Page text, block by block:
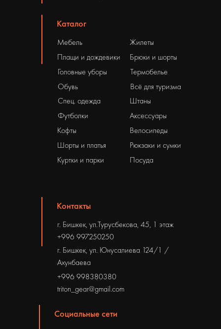
Контакты
г. Бишкек, ул.Турусбекова, 45, 1 этаж
г. Бишкек, ул. Юнусалиева 124/1 /
Ахунбаева
+996 998380380
triton_gear@gmail.com
+996 997250250
Жилеты
Каталог
Плащи и дождевики
Головные уборы
Обувь
Штаны
Рюкзаки и сумки
Мебель
Брюки и шорты
Термобелье
Всё для туризма
Велосипеды
Аксессуары
Спец. одежда
Футболки
Куртки и парки
Кофты
Шорты и платья
Посуда
Социальные сети